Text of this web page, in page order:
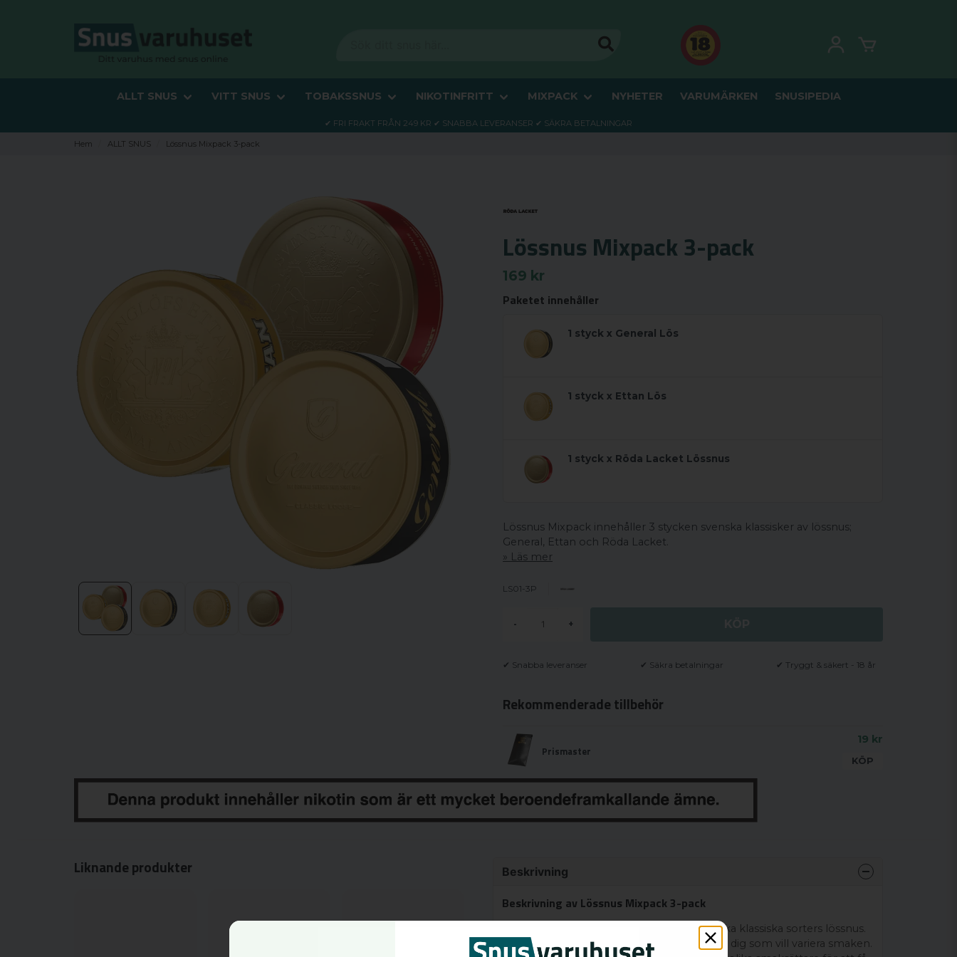
ALLT SNUS VITT SNUS TOBAKSSNUS NIKOTINFRITT MIXPACK NYHETER VARUMÄRKEN SNUSIPEDIA
✔ FRI FRAKT FRÅN 249 KR ✔ SNABBA LEVERANSER ✔ SÄKRA BETALNINGAR
Hem ALLT SNUS Lössnus Mixpack 3-pack
Lössnus Mixpack 3-pack
169 kr
Paketet innehåller
1 styck x General Lös
1 styck x Ettan Lös
1 styck x Röda Lacket Lössnus
Lössnus Mixpack innehåller 3 stycken svenska klassisker av lössnus;
General, Ettan och Röda Lacket.
Läs mer
LS01-3P
- +
✔ Snabba leveranser ✔ Säkra betalningar ✔ Tryggt & säkert - 18 år
Rekommenderade tillbehör
Prismaster
19 kr
KÖP
Liknande produkter Beskrivning
Beskrivning av Lössnus Mixpack 3-pack
består av tre olika svenska klassiska sorters lössnus.
Detta pack innehåller 3 st dosor lössnus för dig som vill variera smaken.